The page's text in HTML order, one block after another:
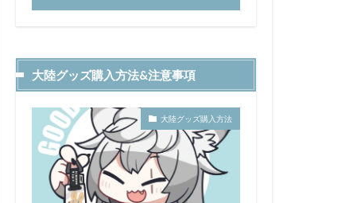
大陸グッズ購入方法&注意事項
大陸グッズ購入方法